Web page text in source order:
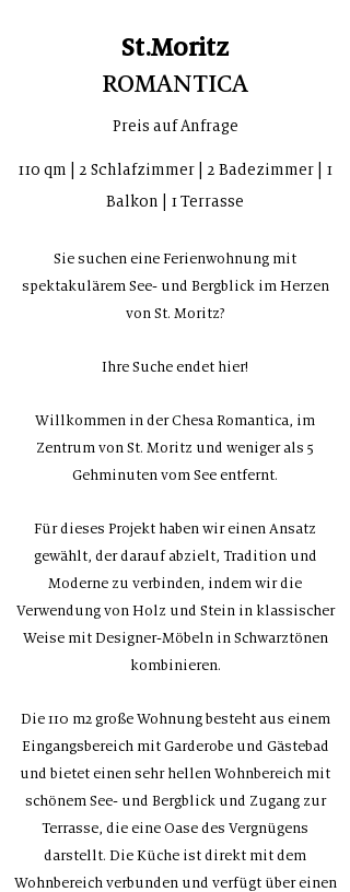
St.Moritz
ROMANTICA
Preis auf Anfrage
110 qm | 2 Schlafzimmer | 2 Badezimmer | 1
Balkon | 1 Terrasse
Sie suchen eine Ferienwohnung mit
spektakulärem See- und Bergblick im Herzen
von St. Moritz?
Ihre Suche endet hier!
Willkommen in der Chesa Romantica, im
Zentrum von St. Moritz und weniger als 5
Gehminuten vom See entfernt.
Für dieses Projekt haben wir einen Ansatz
gewählt, der darauf abzielt, Tradition und
Moderne zu verbinden, indem wir die
Verwendung von Holz und Stein in klassischer
Weise mit Designer-Möbeln in Schwarztönen
kombinieren.
Die 110 m2 große Wohnung besteht aus einem
Eingangsbereich mit Garderobe und Gästebad
und bietet einen sehr hellen Wohnbereich mit
schönem See- und Bergblick und Zugang zur
Terrasse, die eine Oase des Vergnügens
darstellt. Die Küche ist direkt mit dem
Wohnbereich verbunden und verfügt über einen